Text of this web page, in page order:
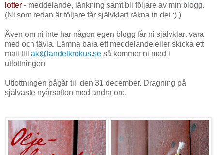
lotter - meddelande, länkning samt bli följare av min blogg.
(Ni som redan är följare får självklart räkna in det :) )
Även om ni inte har någon egen blogg får ni självklart vara
med och tävla. Lämna bara ett meddelande eller skicka ett
mail till ak@landetkrokus.se så kommer ni med i
utlottningen.
Utlottningen pågår till den 31 december. Dragning på
självaste nyårsafton med andra ord.